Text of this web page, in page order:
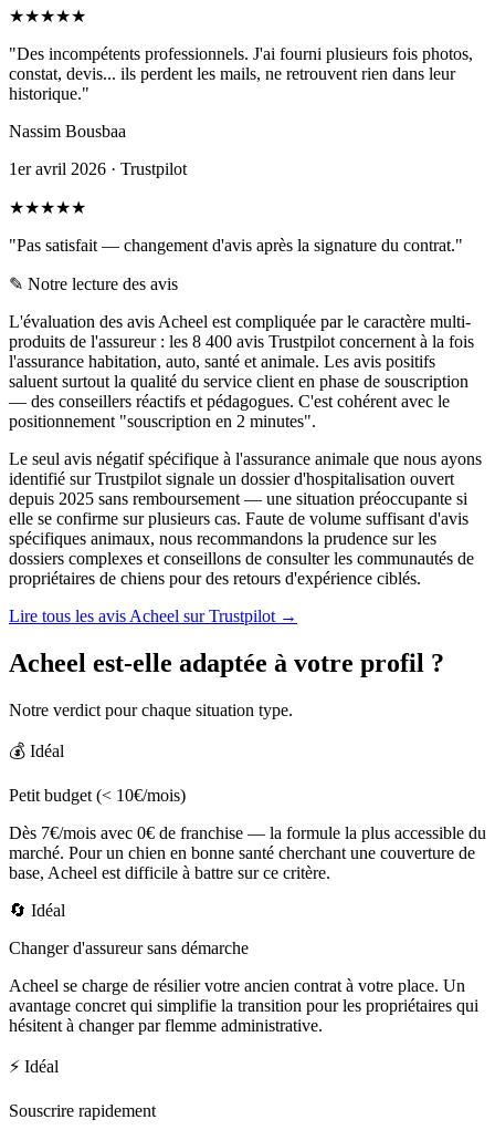
★★★★★
"Des incompétents professionnels. J'ai fourni plusieurs fois photos,
constat, devis... ils perdent les mails, ne retrouvent rien dans leur
historique."
Nassim Bousbaa
1er avril 2026 · Trustpilot
★★★★★
"Pas satisfait — changement d'avis après la signature du contrat."
✎ Notre lecture des avis
L'évaluation des avis Acheel est compliquée par le caractère multi-
produits de l'assureur : les 8 400 avis Trustpilot concernent à la fois
l'assurance habitation, auto, santé et animale. Les avis positifs
saluent surtout la qualité du service client en phase de souscription
— des conseillers réactifs et pédagogues. C'est cohérent avec le
positionnement "souscription en 2 minutes".
Le seul avis négatif spécifique à l'assurance animale que nous ayons
identifié sur Trustpilot signale un dossier d'hospitalisation ouvert
depuis 2025 sans remboursement — une situation préoccupante si
elle se confirme sur plusieurs cas. Faute de volume suffisant d'avis
spécifiques animaux, nous recommandons la prudence sur les
dossiers complexes et conseillons de consulter les communautés de
propriétaires de chiens pour des retours d'expérience ciblés.
Lire tous les avis Acheel sur Trustpilot →
Acheel est-elle adaptée à votre profil ?
Notre verdict pour chaque situation type.
💰 Idéal
Petit budget (< 10€/mois)
Dès 7€/mois avec 0€ de franchise — la formule la plus accessible du
marché. Pour un chien en bonne santé cherchant une couverture de
base, Acheel est difficile à battre sur ce critère.
🔄 Idéal
Changer d'assureur sans démarche
Acheel se charge de résilier votre ancien contrat à votre place. Un
avantage concret qui simplifie la transition pour les propriétaires qui
hésitent à changer par flemme administrative.
⚡ Idéal
Souscrire rapidement